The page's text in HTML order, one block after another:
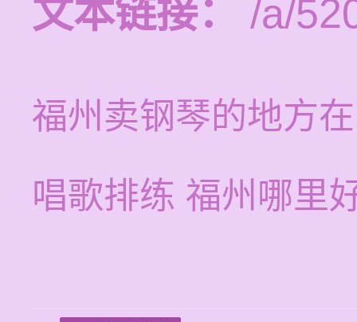
文本链接： /a/
福州卖钢琴的地方
唱歌排练 福州哪里